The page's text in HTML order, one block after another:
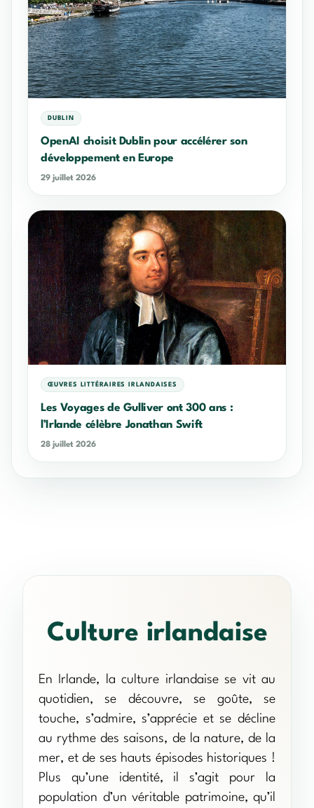
DUBLIN
OpenAI choisit Dublin pour accélérer son
développement en Europe
29 juillet 2026
ŒUVRES LITTÉRAIRES IRLANDAISES
Les Voyages de Gulliver ont 300 ans :
l’Irlande célèbre Jonathan Swift
28 juillet 2026
Culture irlandaise
En Irlande, la culture irlandaise se vit au
quotidien, se découvre, se goûte, se
touche, s’admire, s’apprécie et se décline
au rythme des saisons, de la nature, de la
mer, et de ses hauts épisodes historiques !
Plus qu’une identité, il s’agit pour la
population d’un véritable patrimoine, qu’il